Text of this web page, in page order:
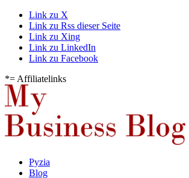
Link zu X
Link zu Rss dieser Seite
Link zu Xing
Link zu LinkedIn
Link zu Facebook
*= Affiliatelinks
Pyzia
Blog